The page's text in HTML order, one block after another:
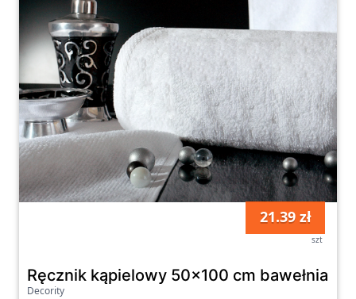
21.39 zł
szt
Ręcznik kąpielowy 50x100 cm bawełniany
Decority